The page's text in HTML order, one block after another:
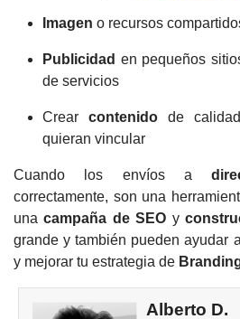
Imagen o recursos
Publicidad en pequeños
de servicios
Crear contenido de
quieran vincular
Cuando los envíos a
correctamente, son una
unacampaña de SEO y
grande y también pueden ayudar
y mejorar tu estrategia de
Alberto D.